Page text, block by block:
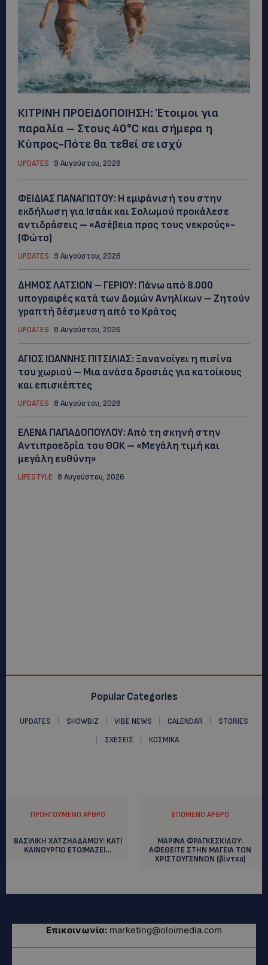
ΚΙΤΡΙΝΗ ΠΡΟΕΙΔΟΠΟΙΗΣΗ: Έτοιμοι για
παραλία – Στους 40°C και σήμερα η
Κύπρος-Πότε θα τεθεί σε ισχύ
UPDATES 9 Αυγούστου, 2026
ΦΕΙΔΙΑΣ ΠΑΝΑΓΙΩΤΟΥ: Η εμφάνισή του στην
εκδήλωση για Ισαάκ και Σολωμού προκάλεσε
αντιδράσεις – «Ασέβεια προς τους νεκρούς»-
(Φώτο)
UPDATES 9 Αυγούστου, 2026
ΔΗΜΟΣ ΛΑΤΣΙΩΝ – ΓΕΡΙΟΥ: Πάνω από 8.000
υπογραφές κατά των Δομών Ανηλίκων – Ζητούν
γραπτή δέσμευση από το Κράτος
UPDATES 8 Αυγούστου, 2026
ΑΓΙΟΣ ΙΩΑΝΝΗΣ ΠΙΤΣΙΛΙΑΣ: Ξανανοίγει η πισίνα
του χωριού – Μια ανάσα δροσιάς για κατοίκους
και επισκέπτες
UPDATES 8 Αυγούστου, 2026
ΕΛΕΝΑ ΠΑΠΑΔΟΠΟΥΛΟΥ: Από τη σκηνή στην
Αντιπροεδρία του ΘΟΚ – «Μεγάλη τιμή και
μεγάλη ευθύνη»
LIFESTYLE 8 Αυγούστου, 2026
Popular Categories
UPDATES SHOWBIZ VIBE NEWS CALENDAR
STORIES
ΣΧΕΣΕΙΣ
ΚΟΣΜΙΚΑ
ΠΡΟΗΓΟΎΜΕΝΟ ΆΡΘΡΟ
ΒΑΣΙΛΙΚΗ ΧΑΤΖΗΑΔΑΜΟΥ: KATI
KAINOYΡΓΙΟ ΕΤΟΙΜΑΖΕΙ…
ΕΠΌΜΕΝΟ ΆΡΘΡΟ
ΜΑΡΙΝΑ ΦΡΑΓΚΕΣΚΙΔΟΥ:
AΦΕΘΕΙΤΕ ΣΤΗΝ ΜΑΓΕΙΑ ΤΩΝ
ΧΡΙΣΤΟΥΓΕΝΝΩΝ (βίντεο)
Επικοινωνία: marketing@oloimedia.com